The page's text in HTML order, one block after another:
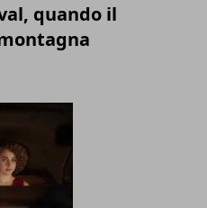
quando il